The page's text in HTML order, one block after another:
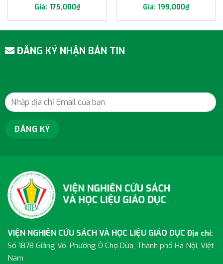
175,000₫ 199,000₫
ĐĂNG KÝ NHẬN BẢN TIN
VIỆN NGHIÊN CỨU SÁCH VÀ HỌC LIỆU GIÁO DỤC Địa chỉ:
Số 187B Giảng Võ, Phường Ô Chợ Dừa, Thành phố Hà Nội, Việt
Nam